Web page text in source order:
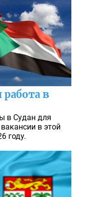
в
в Судан для
в этой
году.